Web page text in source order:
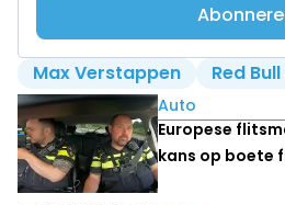
Max Verstappen Red
Lees ook
Auto
Europese
kans op boete